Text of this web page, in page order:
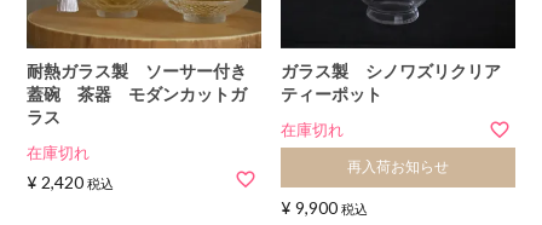
耐熱ガラス製 ソーサー付き
蓋碗 茶器 モダンカットガ
ラス
在庫切れ
¥ 2,420 税込
ガラス製 シノワズリクリア
ティーポット
在庫切れ
再入荷お知らせ
¥ 9,900 税込